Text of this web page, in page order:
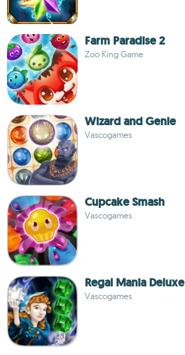
Farm Paradise 2
Zoo King Game
Wizard and Genie
Vascogames
Cupcake Smash
Vascogames
Regal Mania Deluxe
Vascogames